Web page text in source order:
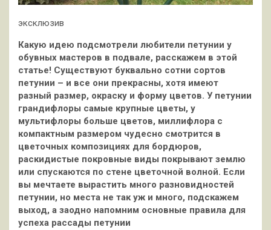
эксклюзив
Какую идею подсмотрели любители петунии у
обувных мастеров в подвале, расскажем в этой
статье! Существуют буквально сотни сортов
петунии – и все они прекрасны, хотя имеют
разный размер, окраску и форму цветов. У петунии
грандифлоры самые крупные цветы, у
мультифлоры больше цветов, миллифлора с
компактным размером чудесно смотрится в
цветочных композициях для бордюров,
раскидистые покровные виды покрывают землю
или спускаются по стене цветочной волной. Если
вы мечтаете вырастить много разновидностей
петунии, но места не так уж и много, подскажем
выход, а заодно напомним основные правила для
успеха рассады петунии